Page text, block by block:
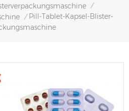
/
/ Pill-Tablet-Kapsel-Blister-